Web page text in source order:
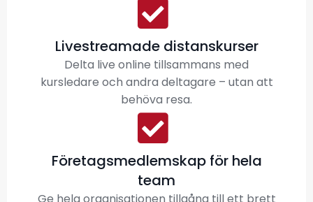
Livestreamade distanskurser
Delta live online tillsammans med
kursledare och andra deltagare – utan att
behöva resa.
Företagsmedlemskap för hela
team